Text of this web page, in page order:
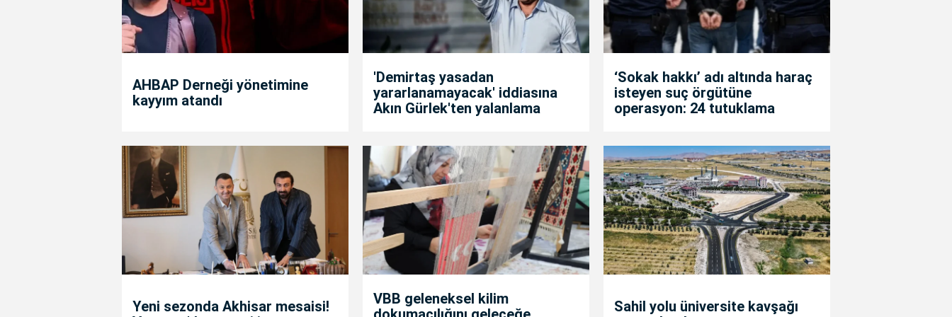
AHBAP Derneği yönetimine
kayyım atandı
'Demirtaş yasadan
yararlanamayacak' iddiasına
Akın Gürlek'ten yalanlama
‘Sokak hakkı’ adı altında haraç
isteyen suç örgütüne
operasyon: 24 tutuklama
Yeni sezonda Akhisar mesaisi!
VBB geleneksel kilim
Sahil yolu üniversite kavşağı